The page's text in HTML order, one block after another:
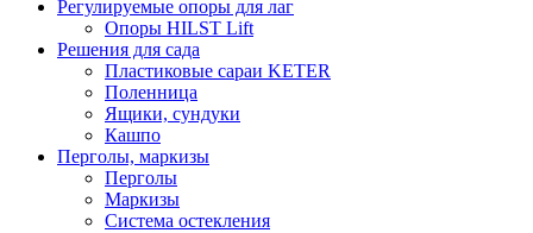
Регулируемые опоры для лаг
Опоры HILST Lift
Решения для сада
Пластиковые сараи KETER
Поленница
Ящики, сундуки
Кашпо
Перголы, маркизы
Перголы
Маркизы
Система остекления